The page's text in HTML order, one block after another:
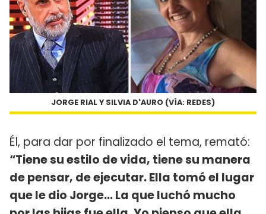
JORGE RIAL Y SILVIA D'AURO (VÍA: REDES)
Él, para dar por finalizado el tema, remató:
“Tiene su estilo de vida, tiene su manera
de pensar, de ejecutar. Ella tomó el lugar
que le dio Jorge... La que luchó mucho